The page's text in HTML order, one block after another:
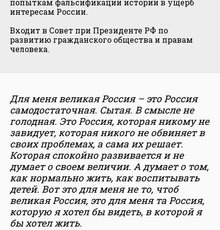
попыткам фальсификации истории в ущерб
интересам России.
Входит в Совет при Президенте РФ по
развитию гражданского общества и правам
человека.
Для меня великая Россия – это Россия
самодостаточная. Сытая. В смысле не
голодная. Это Россия, которая никому не
завидует, которая никого не обвиняет в
своих проблемах, а сама их решает.
Которая спокойно развивается и не
думает о своем величии. А думает о том,
как нормально жить, как воспитывать
детей. Вот это для меня не то, чтоб
великая Россия, это для меня та Россия,
которую я хотел бы видеть, в которой я
бы хотел жить.